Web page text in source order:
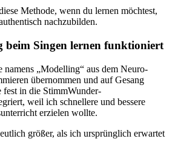
Methode, wenn du lernen möchtest,
nachzubilden.
beim Singen lernen funktioniert
namens „Modelling“ aus dem Neuro-
übernommen und auf Gesang
fest in die StimmWunder-
weil ich schnellere und bessere
erzielen wollte.
größer, als ich ursprünglich erwartet